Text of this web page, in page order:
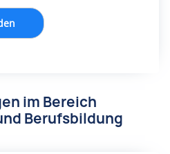
im Bereich
Berufsbildung